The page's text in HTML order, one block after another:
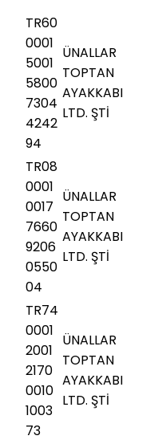
TR60
0001
5001
5800
7304
4242
94
ÜNALLAR
TOPTAN
AYAKKABI
LTD. ŞTİ
TR08
0001
0017
7660
9206
0550
04
ÜNALLAR
TOPTAN
AYAKKABI
LTD. ŞTİ
TR74
0001
2001
2170
0010
1003
73
ÜNALLAR
TOPTAN
AYAKKABI
LTD. ŞTİ